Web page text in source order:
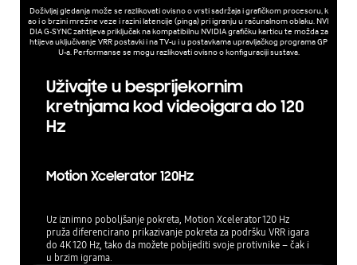
Doživljaj gledanja može se razlikovati ovisno o vrsti sadržaja i grafičkom procesoru, k
ao i o brzini mrežne veze i razini latencije (pinga) pri igranju u računalnom oblaku. NVI
DIA G-SYNC zahtijeva priključak na kompatibilnu NVIDIA grafičku karticu te možda za
htijeva uključivanje VRR postavki i na TV-u i u postavkama upravljačkog programa GP
U-a. Performanse se mogu razlikovati ovisno o konfiguraciji sustava.
Uživajte u besprijekornim
kretnjama kod videoigara do 120
Hz
Motion Xcelerator 120Hz
Uz iznimno poboljšanje pokreta, Motion Xcelerator 120 Hz
pruža diferencirano prikazivanje pokreta za podršku VRR igara
do 4K 120 Hz, tako da možete pobijediti svoje protivnike – čak i
u brzim igrama.